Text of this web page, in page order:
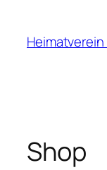
springen
Heimatverein
Shop